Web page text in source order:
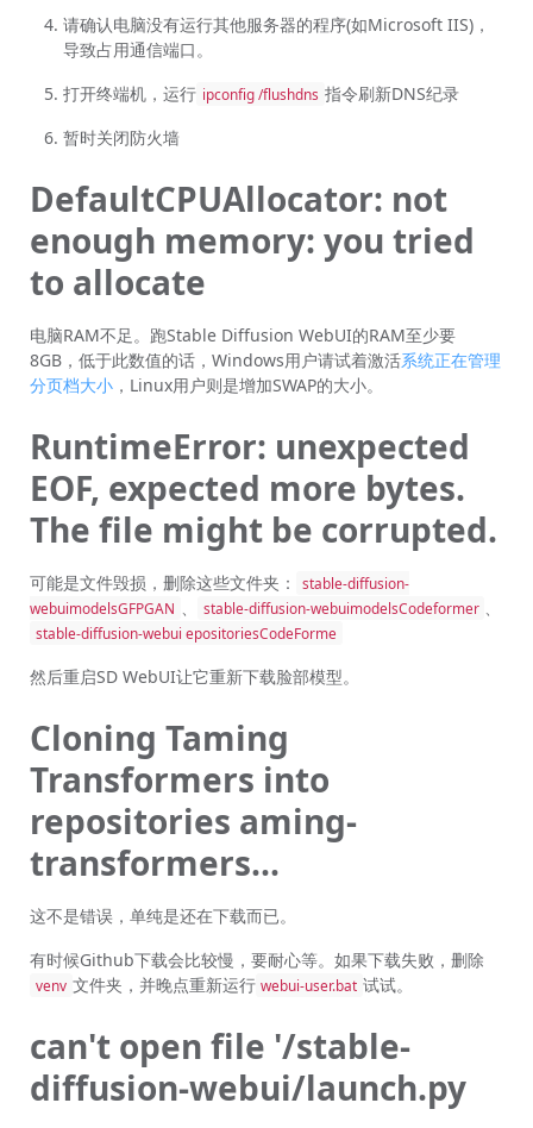
请确认电脑没有运行其他服务器的程序(如Microsoft IIS)，
导致占用通信端口。
打开终端机，运行 ipconfig /flushdns 指令刷新DNS纪录
暂时关闭防火墙
DefaultCPUAllocator: not
enough memory: you tried
to allocate
电脑RAM不足。跑Stable Diffusion WebUI的RAM至少要
8GB，低于此数值的话，Windows用户请试着激活系统正在管理
分页档大小 ，Linux用户则是增加SWAP的大小。
RuntimeError: unexpected
EOF, expected more bytes.
The file might be corrupted.
可能是文件毁损，删除这些文件夹：
stable-diffusion-
webuimodelsGFPGAN 、 stable-diffusion-webuimodelsCodeformer 、
stable-diffusion-webui epositoriesCodeForme
然后重启SD WebUI让它重新下载脸部模型。
Cloning Taming
Transformers into
repositories aming-
transformers...
这不是错误，单纯是还在下载而已。
有时候Github下载会比较慢，要耐心等。如果下载失败，删除
venv 文件夹，并晚点重新运行 webui-user.bat 试试。
can't open file '/stable-
diffusion-webui/launch.py